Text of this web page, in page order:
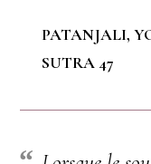
PATANJALI,
SUTRA 47